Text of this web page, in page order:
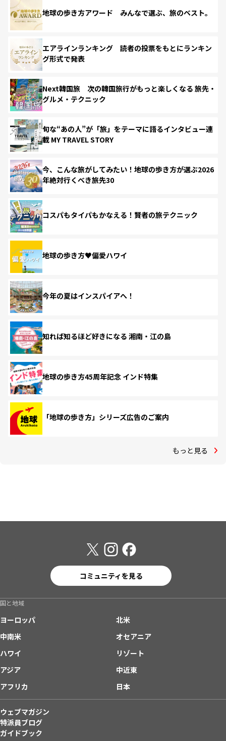
地球の歩き方アワード みんなで選ぶ、旅のベスト。
エアラインランキング 読者の投票をもとにランキン
グ形式で発表
Next韓国旅 次の韓国旅行がもっと楽しくなる 旅先・
グルメ・テクニック
旬な“あの人”が「旅」をテーマに語るインタビュー連
載 MY TRAVEL STORY
今、こんな旅がしてみたい！地球の歩き方が選ぶ2026
年絶対行くべき旅先30
コスパもタイパもかなえる！賢者の旅テクニック
地球の歩き方♥偏愛ハワイ
今年の夏はインスパイアへ！
知れば知るほど好きになる 湘南・江の島
地球の歩き方45周年記念 インド特集
「地球の歩き方」シリーズ広告のご案内
もっと見る
コミュニティを見る
国と地域
ヨーロッパ
北米
中南米
オセアニア
ハワイ
リゾート
アジア
中近東
アフリカ
日本
ウェブマガジン
特派員ブログ
ガイドブック